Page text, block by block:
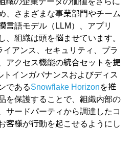
、さまざまな事業部門やチーム
言語モデル（LLM）、アプリ
、組織は頭を悩ませています。
アンス、セキュリティ、プラ
アクセス機能の統合セットを提
インガバナンスおよびディス
であるSnowflake Horizonを推
を保護することで、組織内部の
サードパーティから調達したコ
客様が行動を起こせるようにし